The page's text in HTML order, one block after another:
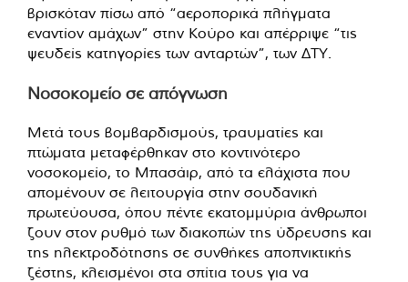
βρισκόταν πίσω από “αεροπορικά πλήγματα
εναντίον αμάχων” στην Κούρο και απέρριψε “τις
ψευδείς κατηγορίες των ανταρτών”, των ΔΤΥ.
Νοσοκομείο σε απόγνωση
Μετά τους βομβαρδισμούς, τραυματίες και
πτώματα μεταφέρθηκαν στο κοντινότερο
νοσοκομείο, το Μπασάιρ, από τα ελάχιστα που
απομένουν σε λειτουργία στην σουδανική
πρωτεύουσα, όπου πέντε εκατομμύρια άνθρωποι
ζουν στον ρυθμό των διακοπών της ύδρευσης και
της ηλεκτροδότησης σε συνθήκες αποπνικτικής
ζέστης, κλεισμένοι στα σπίτια τους για να